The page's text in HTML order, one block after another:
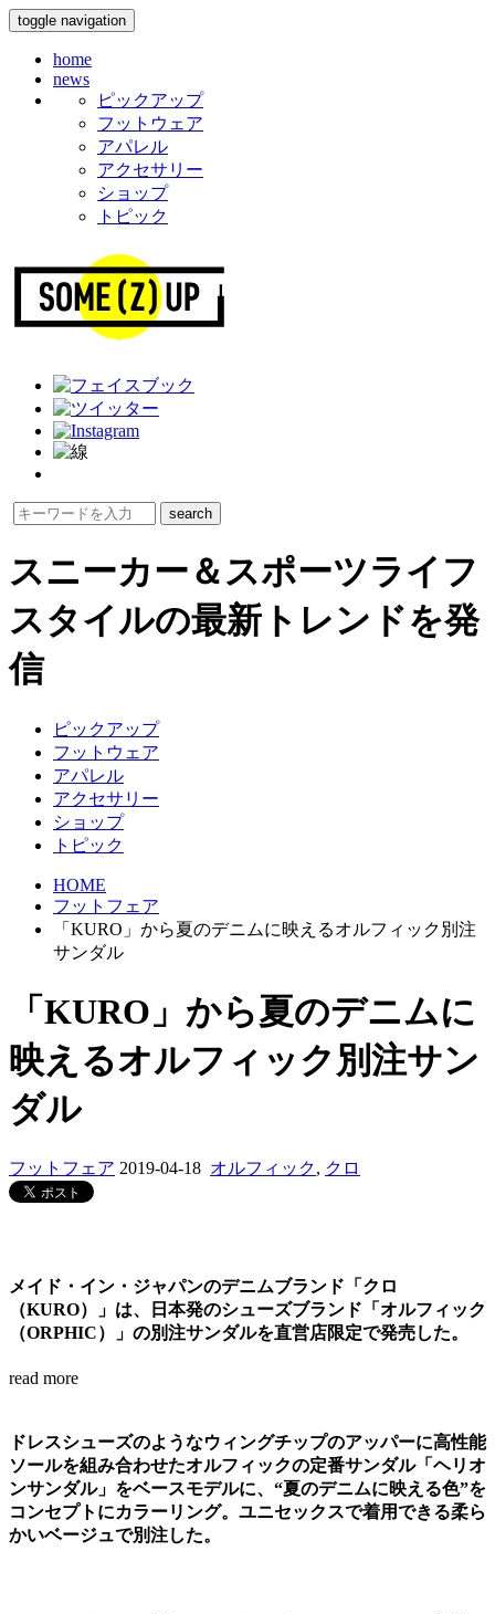
toggle navigation
home
news
ピックアップ
フットウェア
アパレル
アクセサリー
ショップ
トピック
スニーカー＆スポーツライフ
スタイルの最新トレンドを発
信
ピックアップ
フットウェア
アパレル
アクセサリー
ショップ
トピック
HOME
フットフェア
「KURO」から夏のデニムに映えるオルフィック別注
サンダル
「KURO」から夏のデニムに
映えるオルフィック別注サン
ダル
フットフェア 2019-04-18 オルフィック, クロ
メイド・イン・ジャパンのデニムブランド「クロ
（KURO）」は、日本発のシューズブランド「オルフィック
（ORPHIC）」の別注サンダルを直営店限定で発売した。
read more
ドレスシューズのようなウィングチップのアッパーに高性能
ソールを組み合わせたオルフィックの定番サンダル「ヘリオ
ンサンダル」をベースモデルに、“夏のデニムに映える色”を
コンセプトにカラーリング。ユニセックスで着用できる柔ら
かいベージュで別注した。